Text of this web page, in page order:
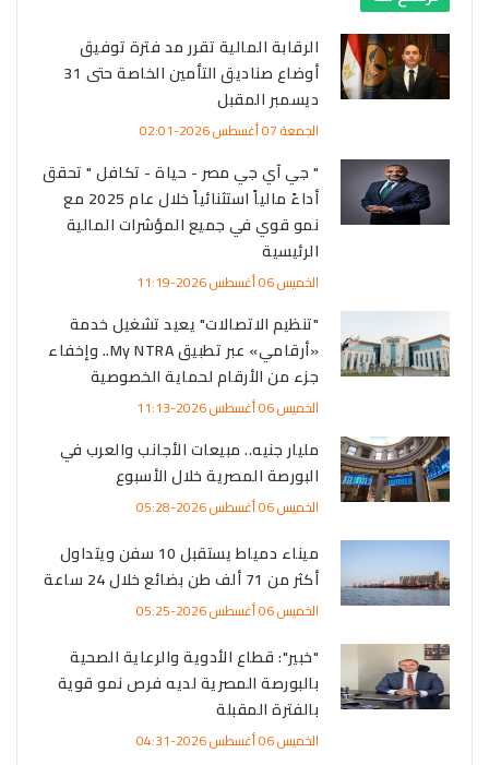
الرقابة المالية تقرر مد فترة توفيق
أوضاع صناديق التأمين الخاصة حتى 31
ديسمبر المقبل
الجمعة 07 أغسطس 2026-02:01
" جي آي جي مصر - حياة - تكافل " تحقق
أداءً مالياً استثنائياً خلال عام 2025 مع
نمو قوي في جميع المؤشرات المالية
الرئيسية
الخميس 06 أغسطس 2026-11:19
"تنظيم الاتصالات" يعيد تشغيل خدمة
«أرقامي» عبر تطبيق My NTRA.. وإخفاء
جزء من الأرقام لحماية الخصوصية
الخميس 06 أغسطس 2026-11:13
مليار جنيه.. مبيعات الأجانب والعرب في
البورصة المصرية خلال الأسبوع
الخميس 06 أغسطس 2026-05:28
ميناء دمياط يستقبل 10 سفن ويتداول
أكثر من 71 ألف طن بضائع خلال 24 ساعة
الخميس 06 أغسطس 2026-05:25
"خبير": قطاع الأدوية والرعاية الصحية
بالبورصة المصرية لديه فرص نمو قوية
بالفترة المقبلة
الخميس 06 أغسطس 2026-04:31